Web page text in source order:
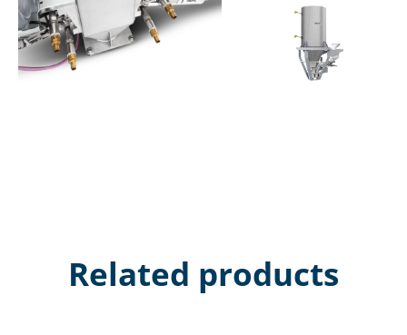
O dosador Lybra dispõe de uma estação de dosagem
em ângulo que controla a alimentação em excesso do
aditivo no fluxo de processo e um design de célula de
Related products